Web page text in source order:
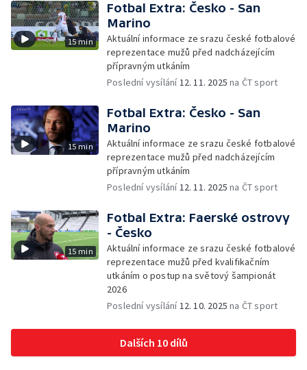
15 min
Fotbal Extra: Česko - San
Marino
Aktuální informace ze srazu české fotbalové
reprezentace mužů před nadcházejícím
přípravným utkáním
Poslední vysílání12. 11. 2025 na ČT sport
15 min
Fotbal Extra: Česko - San
Marino
Aktuální informace ze srazu české fotbalové
reprezentace mužů před nadcházejícím
přípravným utkáním
Poslední vysílání12. 11. 2025 na ČT sport
15 min
Fotbal Extra: Faerské ostrovy
- Česko
Aktuální informace ze srazu české fotbalové
reprezentace mužů před kvalifikačním
utkáním o postup na světový šampionát
2026
Poslední vysílání12. 10. 2025 na ČT sport
Dalších 10 dílů